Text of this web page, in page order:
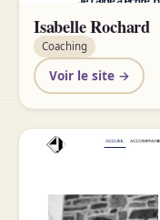
Isabelle Rochard
Coaching
Voir le site →